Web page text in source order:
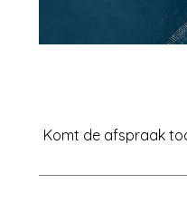
Komt de afspraak